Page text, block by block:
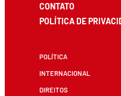
CONTATO
POLÍTICA DE
POLÍTICA
INTERNACIONAL
DIREITOS